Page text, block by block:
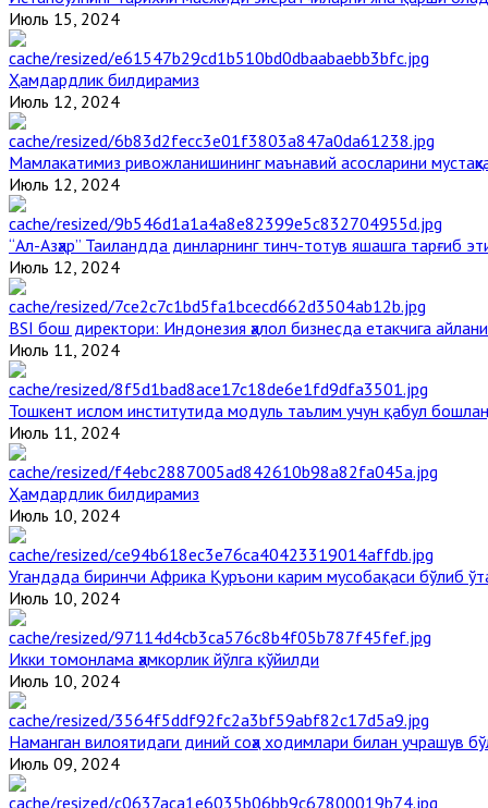
Июль 15, 2024
Ҳамдардлик билдирамиз
Июль 12, 2024
Мамлакатимиз ривожланишининг маънавий асосларини
Июль 12, 2024
“Ал-Азҳар” Таиландда динларнинг тинч-тотув яшашга тарғиб
Июль 12, 2024
BSI бош директори: Индонезия ҳалол бизнесда етакчига
Июль 11, 2024
Тошкент ислом институтида модуль таълим учун қабул
Июль 11, 2024
Ҳамдардлик билдирамиз
Июль 10, 2024
Угандада биринчи Aфрика Қуръони карим мусобақаси бўлиб
Июль 10, 2024
Икки томонлама ҳамкорлик йўлга қўйилди
Июль 10, 2024
Наманган вилоятидаги диний соҳа ходимлари билан учрашув
Июль 09, 2024